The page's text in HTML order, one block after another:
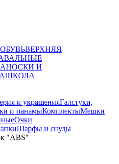
ВЕРХНЯЯ
НОСКИ И
ШКОЛА
и украшенияГалстуки,
и панамыКомплектыМешки
Очки
Шарфы и снуды
"ABS"